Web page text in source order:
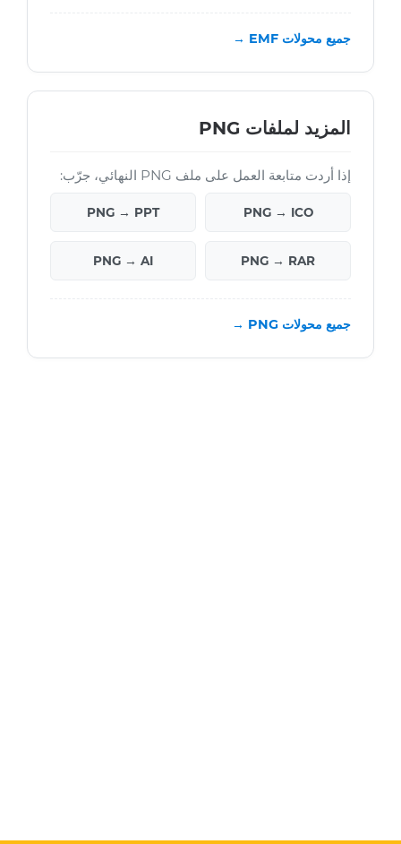
جميع محولات EMF →
المزيد لملفات PNG
إذا أردت متابعة العمل على ملف PNG النهائي، جرّب:
PNG → ICO
PNG → PPT
PNG → RAR
PNG → AI
جميع محولات PNG →